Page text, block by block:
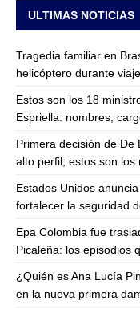
ULTIMAS NOTICIAS
Tragedia familiar en
helicóptero durante
Estos son los 18
Espriella: nombres,
Primera decisión de De
alto perfil; estos son los
Estados Unidos
fortalecer la seguridad
Epa Colombia fue
Picaleña: los episodios
¿Quién es Ana Lucía
en la nueva primera